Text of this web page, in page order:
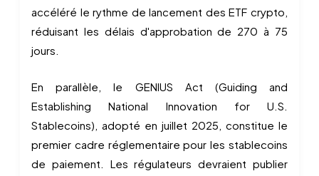
accéléré le rythme de lancement des ETF crypto,
réduisant les délais d'approbation de 270 à 75
jours.
En parallèle, le GENIUS Act (Guiding and
Establishing National Innovation for U.S.
Stablecoins), adopté en juillet 2025, constitue le
premier cadre réglementaire pour les stablecoins
de paiement. Les régulateurs devraient publier